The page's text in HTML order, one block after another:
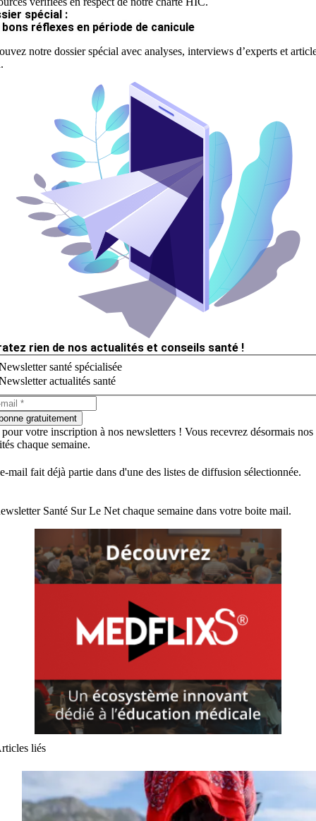
spécial :
bons réflexes en période de canicule
notre dossier spécial avec analyses, interviews d’experts et
rien de nos actualités et conseils santé !
santé spécialisée
actualités santé
gratuitement
votre inscription à nos newsletters ! Vous recevrez désormais nos
chaque semaine.
mail fait déjà partie dans d'une des listes de diffusion sélectionnée.
Santé Sur Le Net chaque semaine dans votre boite mail.
liés